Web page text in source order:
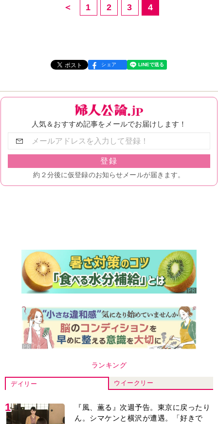
＜ 1 2 3 4
シェア
ランキング
デイリー ウイークリー
1
『風、薫る』次週予告。東京に戻ったり
ん。シマケンと横沢が遭遇。「好きで